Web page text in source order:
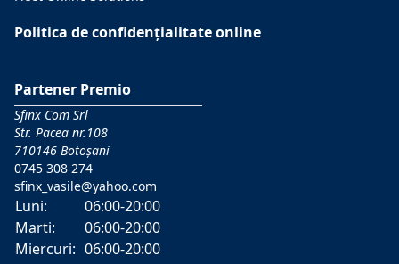
Politica de confidențialitate online
Partener Premio
Sfinx Com Srl
Str. Pacea nr.108
710146 Botoșani
0745 308 274
sfinx_vasile@yahoo.com
Luni:
06:00-20:00
Marti:
06:00-20:00
Miercuri: 06:00-20:00